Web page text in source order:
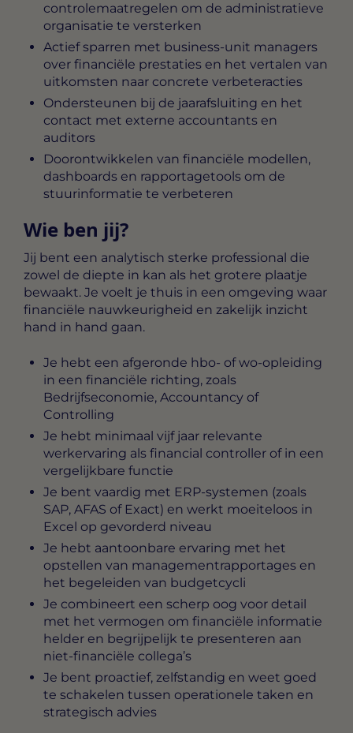
controlemaatregelen om de administratieve
organisatie te versterken
Actief sparren met business-unit managers
over financiële prestaties en het vertalen van
uitkomsten naar concrete verbeteracties
Ondersteunen bij de jaarafsluiting en het
contact met externe accountants en
auditors
Doorontwikkelen van financiële modellen,
dashboards en rapportagetools om de
stuurinformatie te verbeteren
Wie ben jij?
Jij bent een analytisch sterke professional die
zowel de diepte in kan als het grotere plaatje
bewaakt. Je voelt je thuis in een omgeving waar
financiële nauwkeurigheid en zakelijk inzicht
hand in hand gaan.
Je hebt een afgeronde hbo- of wo-opleiding
in een financiële richting, zoals
Bedrijfseconomie, Accountancy of
Controlling
Je hebt minimaal vijf jaar relevante
werkervaring als financial controller of in een
vergelijkbare functie
Je bent vaardig met ERP-systemen (zoals
SAP, AFAS of Exact) en werkt moeiteloos in
Excel op gevorderd niveau
Je hebt aantoonbare ervaring met het
opstellen van managementrapportages en
het begeleiden van budgetcycli
Je combineert een scherp oog voor detail
met het vermogen om financiële informatie
helder en begrijpelijk te presenteren aan
niet-financiële collega’s
Je bent proactief, zelfstandig en weet goed
te schakelen tussen operationele taken en
strategisch advies